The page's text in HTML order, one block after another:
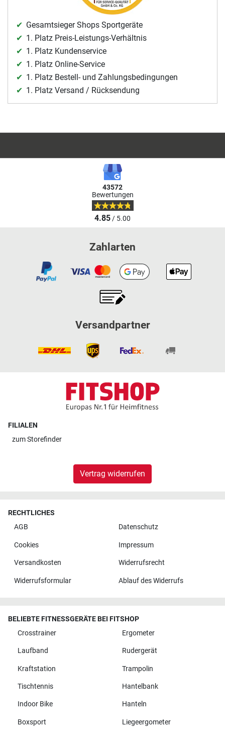
Gesamtsieger Shops Sportgeräte
1. Platz Preis-Leistungs-Verhältnis
1. Platz Kundenservice
1. Platz Online-Service
1. Platz Bestell- und Zahlungsbedingungen
1. Platz Versand / Rücksendung
43572
Bewertungen
4.85/ 5.00
Zahlarten
Versandpartner
FILIALEN
zumStorefinder
Vertrag widerrufen
RECHTLICHES
AGB
Datenschutz
Cookies Impressum
Versandkosten Widerrufsrecht
Widerrufsformular Ablauf des Widerrufs
BELIEBTE FITNESSGERÄTE BEI FITSHOP
Crosstrainer
Ergometer
Laufband Rudergerät
Kraftstation Trampolin
Tischtennis Hantelbank
Indoor Bike Hanteln
Boxsport Liegeergometer